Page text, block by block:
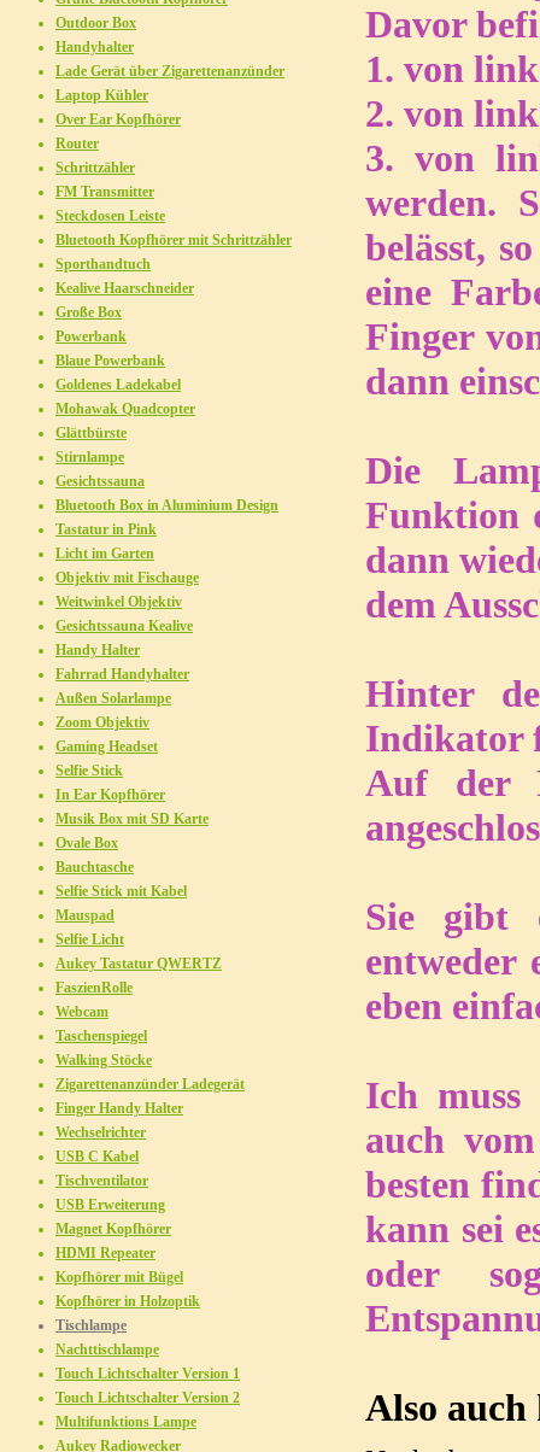
Davor
1. von
2. von
3. von
werden.
belässt,
eine
Finger
dann
Die
Funktion
dann
dem
Hinter
Indikator
Auf der
Sie gibt
entweder
eben
Ich muss
auch
besten
kann sei
oder
Also
Outdoor Box
Handyhalter
Lade Gerät über Zigarettenanzünder
Laptop Kühler
Over Ear Kopfhörer
Router
Schrittzähler
FM Transmitter
Steckdosen Leiste
Bluetooth Kopfhörer mit Schrittzähler
Sporthandtuch
Kealive Haarschneider
Große Box
Powerbank
Blaue Powerbank
Goldenes Ladekabel
Mohawak Quadcopter
Glättbürste
Stirnlampe
Gesichtssauna
Bluetooth Box in Aluminium Design
Tastatur in Pink
Licht im Garten
Objektiv mit Fischauge
Weitwinkel Objektiv
Gesichtssauna Kealive
Handy Halter
Fahrrad Handyhalter
Außen Solarlampe
Zoom Objektiv
Gaming Headset
Selfie Stick
In Ear Kopfhörer
Musik Box mit SD Karte
Ovale Box
Bauchtasche
Selfie Stick mit Kabel
Mauspad
Selfie Licht
Aukey Tastatur QWERTZ
FaszienRolle
Webcam
Taschenspiegel
Walking Stöcke
Zigarettenanzünder Ladegerät
Finger Handy Halter
Wechselrichter
USB C Kabel
Tischventilator
USB Erweiterung
Magnet Kopfhörer
HDMI Repeater
Kopfhörer mit Bügel
Kopfhörer in Holzoptik
Tischlampe
Nachttischlampe
Touch Lichtschalter Version 1
Touch Lichtschalter Version 2
Multifunktions Lampe
Aukey Radiowecker